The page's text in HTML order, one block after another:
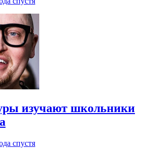
изучают школьники
спустя